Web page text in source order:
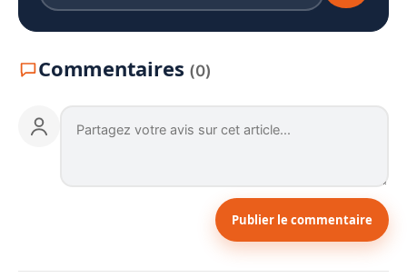
Commentaires (0)
Publier le commentaire